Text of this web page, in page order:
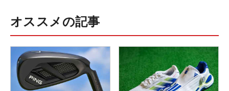
オススメの記事